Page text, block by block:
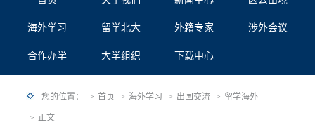
海外学习 留学北大 外籍专家 涉外会议
合作办学 大学组织 下载中心
您的位置： 首页 海外学习 出国交流 留学海外
正文